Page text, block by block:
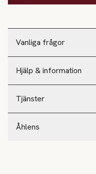
Vanliga frågor
Hjälp & information
Tjänster
Åhlens